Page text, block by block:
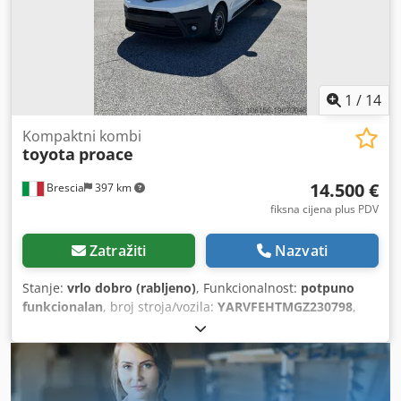
1 / 14
Brescia 397 km
Kompaktni kombi
toyota proace
14.500 €
fiksna cijena plus PDV
Zatražiti Nazvati
Stanje: vrlo dobro (rabljeno), Funkcionalnost: potpuno
funkcionalan, broj stroja/vozila: YARVFEHTMGZ230798,
83.900 km, snaga:
prva registracija:11/2022, vrsta goriva:dizel, dimenzija
gume:215/65 R16C 106/104T, međuosovinski razmak:
, boja:bijela, emisijska klasa: Euro 6